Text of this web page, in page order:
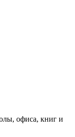
офиса, книг и